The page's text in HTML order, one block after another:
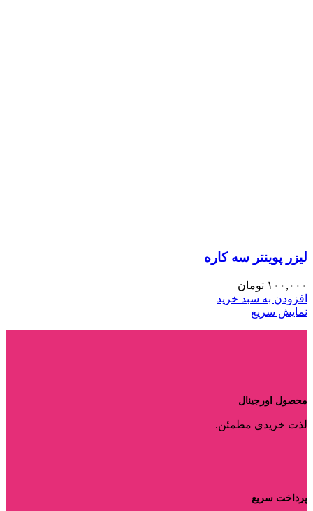
لیزر پوینتر سه کاره
۱۰۰,۰۰۰ تومان
افزودن به سبد خرید
نمایش سریع
محصول اورجینال
لذت خریدی مطمئن.
پرداخت سریع